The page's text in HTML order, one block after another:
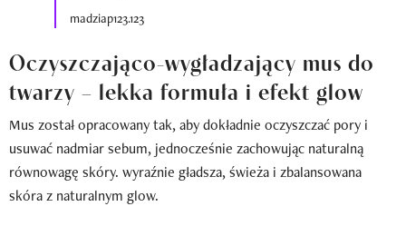
madziap123.123
Oczyszczająco-wygładzający mus do
twarzy – lekka formuła i efekt glow
Mus został opracowany tak, aby dokładnie oczyszczać pory i
usuwać nadmiar sebum, jednocześnie zachowując naturalną
równowagę skóry. wyraźnie gładsza, świeża i zbalansowana
skóra z naturalnym glow.